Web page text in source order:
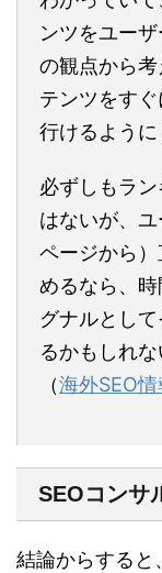
ンツをユー
の観点から
テンツをす
行けるように
必ずしもラ
はないが、
ページから
めるなら、
グナルとし
るかもしれな
（海外SEO
SEOコンサ
結論からすると、